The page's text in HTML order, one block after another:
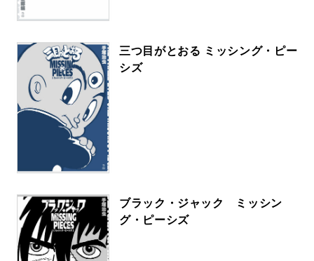
三つ目がとおる ミッシング・ピー
シズ
ブラック・ジャック ミッシン
グ・ピーシズ